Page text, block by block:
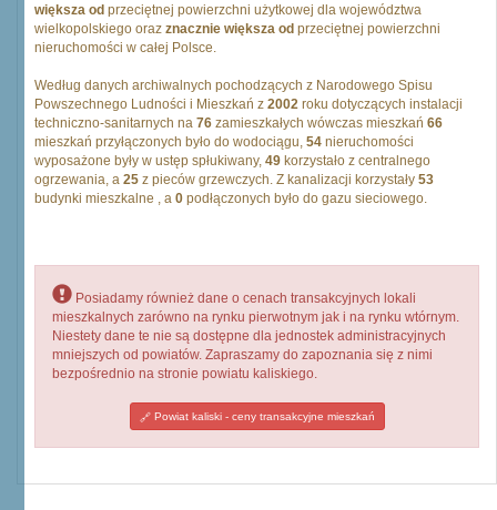
większa od przeciętnej powierzchni użytkowej dla województwa
wielkopolskiego oraz znacznie większa od przeciętnej powierzchni
nieruchomości w całej Polsce.
Według danych archiwalnych pochodzących z Narodowego Spisu
Powszechnego Ludności i Mieszkań z 2002 roku dotyczących instalacji
techniczno-sanitarnych na 76 zamieszkałych wówczas mieszkań 66
mieszkań przyłączonych było do wodociągu, 54 nieruchomości
wyposażone były w ustęp spłukiwany, 49 korzystało z centralnego
ogrzewania, a 25 z pieców grzewczych. Z kanalizacji korzystały 53
budynki mieszkalne , a 0 podłączonych było do gazu sieciowego.
Posiadamy również dane o cenach transakcyjnych lokali
mieszkalnych zarówno na rynku pierwotnym jak i na rynku wtórnym.
Niestety dane te nie są dostępne dla jednostek administracyjnych
mniejszych od powiatów. Zapraszamy do zapoznania się z nimi
bezpośrednio na stronie powiatu kaliskiego.
Powiat kaliski - ceny transakcyjne mieszkań